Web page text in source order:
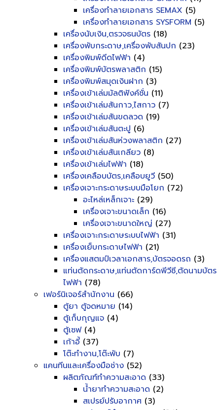
เครื่องทำลายเอกสาร SEMAX (5)
เครื่องทำลายเอกสาร SYSFORM (5)
เครื่องนับเงิน,ตรวจธนบัตร (18)
เครื่องพับกระดาษ,เครื่องพับสันปก (23)
เครื่องพิมพ์ดีดไฟฟ้า (4)
เครื่องพิมพ์บัตรพลาสติก (15)
เครื่องพิมพ์สมุดเงินฝาก (3)
เครื่องเข้าเล่มมัลติฟังค์ชั่น (11)
เครื่องเข้าเล่มสันกาว,ไสกาว (7)
เครื่องเข้าเล่มสันขดลวด (19)
เครื่องเข้าเล่มสันตะปู (6)
เครื่องเข้าเล่มสันห่วงพลาสติก (27)
เครื่องเข้าเล่มสันเกลียว (8)
เครื่องเข้าเล่มไฟฟ้า (18)
เครื่องเคลือบบัตร,เคลือบยูวี (50)
เครื่องเจาะกระดาษระบบมือโยก (72)
อะไหล่เหล็กเจาะ (29)
เครื่องเจาะขนาดเล็ก (16)
เครื่องเจาะขนาดใหญ่ (27)
เครื่องเจาะกระดาษระบบไฟฟ้า (31)
เครื่องเย็บกระดาษไฟฟ้า (21)
เครื่องแสตมป์เวลาเอกสาร,บัตรจอดรถ (3)
แท่นตัดกระดาษ,แท่นตัดการ์ดพีวีซี,ตัดนามบัตร
ไฟฟ้า (78)
เฟอร์นิเจอร์สำนักงาน (66)
ตู้ยา ตู้จดหมาย (14)
ตู้เก็บกุญแจ (4)
ตู้เซฟ(4)
เก้าอี้ (37)
โต๊ะทำงาน,โต๊ะพับ (7)
แคนทีนและเครื่องมือช่าง (52)
ผลิตภัณฑ์ทำความสะอาด (33)
น้ำยาทำความสะอาด (2)
สเปรย์ปรับอากาศ (3)